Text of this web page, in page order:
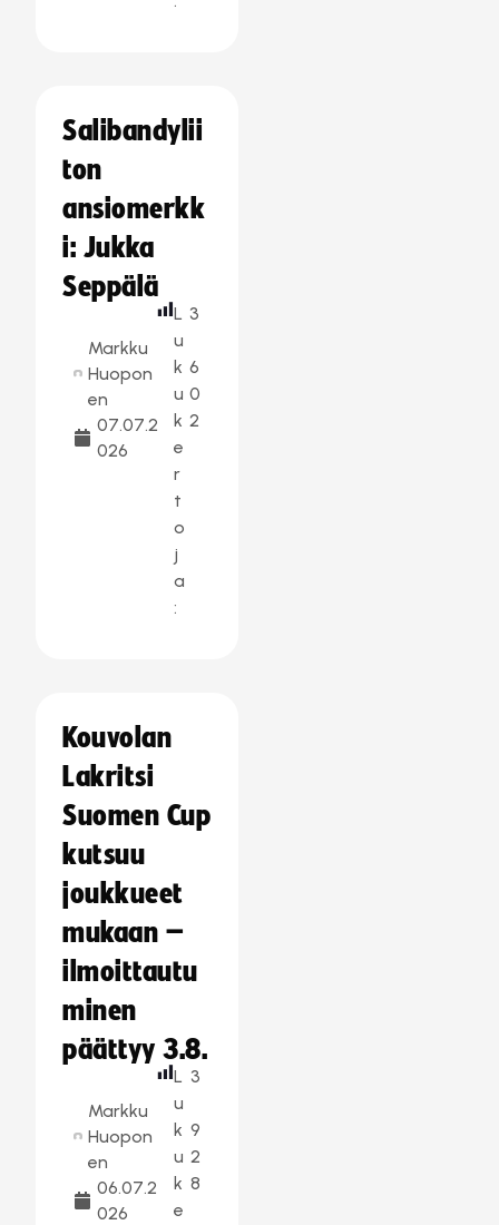
Salibandylii
ton
ansiomerkk
i: Jukka
Seppälä
Markku
Huopon
en
07.07.2
026
L
u
k
u
k
e
r
t
o
j
a
:
3
6
0
2
Kouvolan
Lakritsi
Suomen Cup
kutsuu
joukkueet
mukaan –
ilmoittautu
minen
päättyy 3.8.
Markku
Huopon
en
06.07.2
026
L
u
k
u
k
e
3
9
2
8